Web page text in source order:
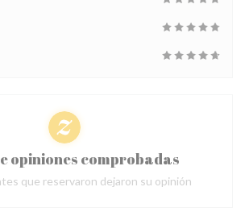
opiniones comprobadas
que reservaron dejaron su opinión